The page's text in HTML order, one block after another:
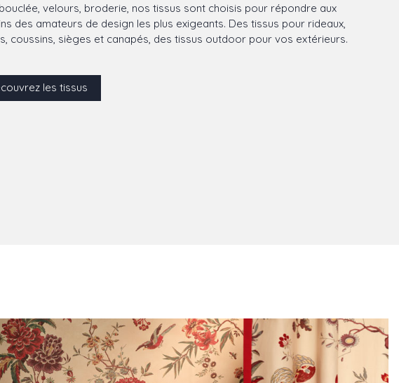
velours, broderie, nos tissus sont choisis pour répondre aux
des amateurs de design les plus exigeants. Des tissus pour rideaux,
coussins, sièges et canapés, des tissus outdoor pour vos extérieurs.
les tissus